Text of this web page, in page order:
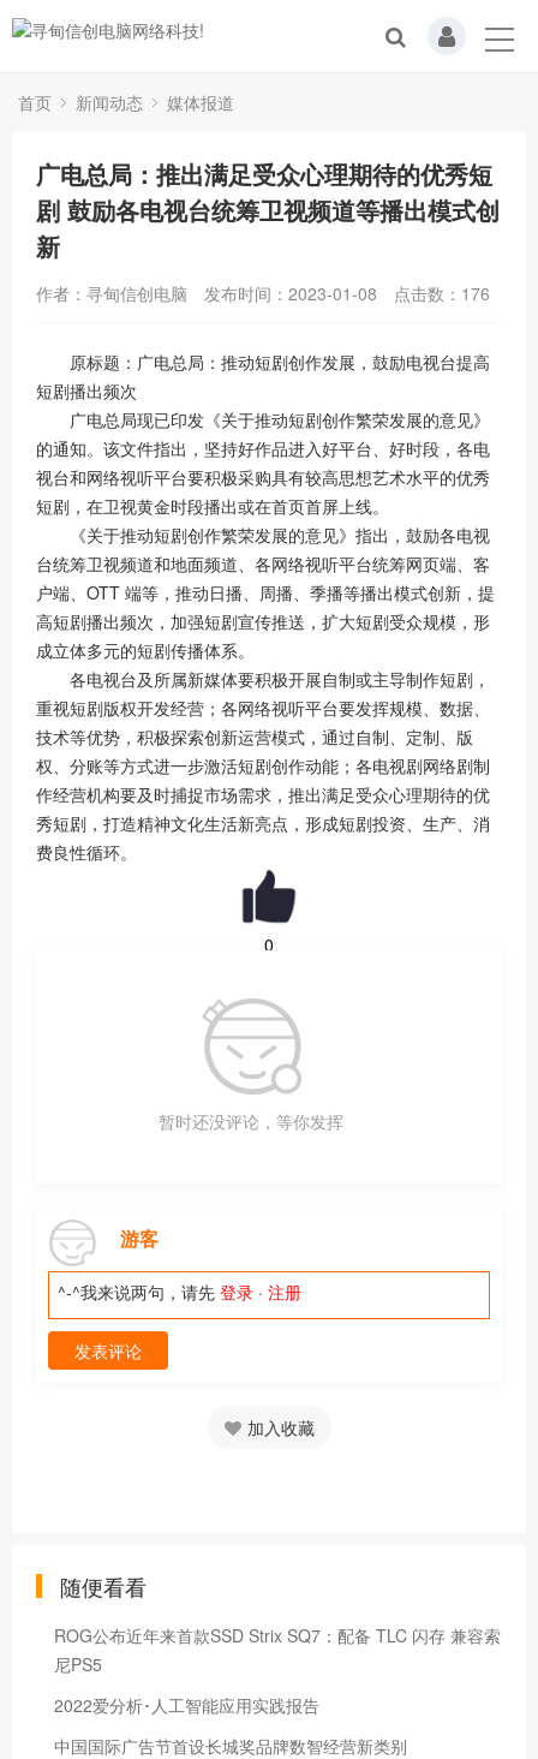
首页 新闻动态 媒体报道
广电总局：推出满足受众心理期待的优秀短
剧 鼓励各电视台统筹卫视频道等播出模式创
新
作者：寻甸信创电脑 发布时间：2023-01-08 点击数： 176
原标题：广电总局：推动短剧创作发展，鼓励电视台提高
短剧播出频次
广电总局现已印发《关于推动短剧创作繁荣发展的意见》
的通知。该文件指出，坚持好作品进入好平台、好时段，各电
视台和网络视听平台要积极采购具有较高思想艺术水平的优秀
短剧，在卫视黄金时段播出或在首页首屏上线。
《关于推动短剧创作繁荣发展的意见》指出，鼓励各电视
台统筹卫视频道和地面频道、各网络视听平台统筹网页端、客
户端、OTT 端等，推动日播、周播、季播等播出模式创新，提
高短剧播出频次，加强短剧宣传推送，扩大短剧受众规模，形
成立体多元的短剧传播体系。
各电视台及所属新媒体要积极开展自制或主导制作短剧，
重视短剧版权开发经营；各网络视听平台要发挥规模、数据、
技术等优势，积极探索创新运营模式，通过自制、定制、版
权、分账等方式进一步激活短剧创作动能；各电视剧网络剧制
作经营机构要及时捕捉市场需求，推出满足受众心理期待的优
秀短剧，打造精神文化生活新亮点，形成短剧投资、生产、消
费良性循环。
0
暂时还没评论，等你发挥
游客
^-^我来说两句，请先 登录 · 注册
发表评论
加入收藏
随便看看
ROG公布近年来首款SSD Strix SQ7：配备 TLC 闪存 兼容索
尼PS5
2022爱分析･人工智能应用实践报告
中国国际广告节首设长城奖品牌数智经营新类别